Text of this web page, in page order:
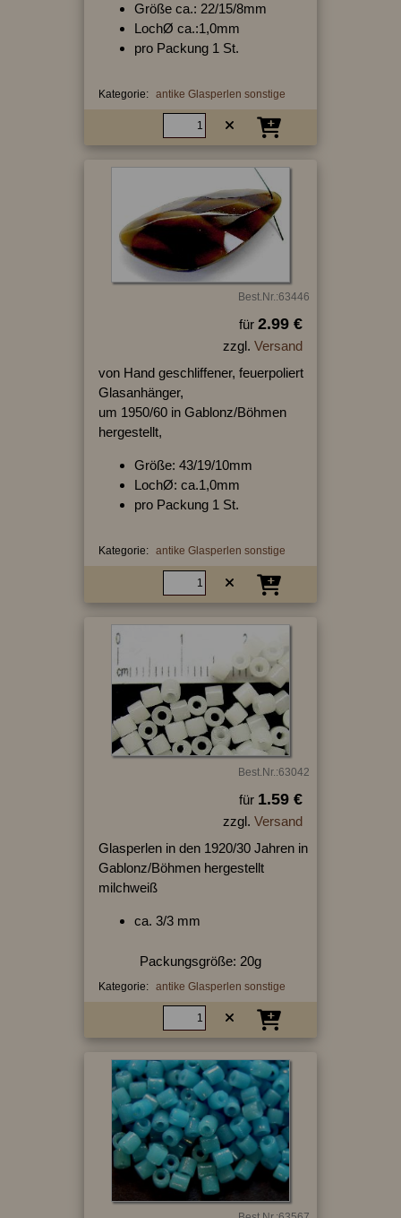
Größe ca.: 22/15/8mm
LochØ ca.:1,0mm
pro Packung 1 St.
Kategorie: antike Glasperlen sonstige
Best.Nr.:63446
für 2.99 €
zzgl. Versand
von Hand geschliffener, feuerpoliert
Glasanhänger,
um 1950/60 in Gablonz/Böhmen
hergestellt,
Größe: 43/19/10mm
LochØ: ca.1,0mm
pro Packung 1 St.
Kategorie: antike Glasperlen sonstige
Best.Nr.:63042
für 1.59 €
zzgl. Versand
Glasperlen in den 1920/30 Jahren in
Gablonz/Böhmen hergestellt
milchweiß
ca. 3/3 mm
Packungsgröße: 20g
Kategorie: antike Glasperlen sonstige